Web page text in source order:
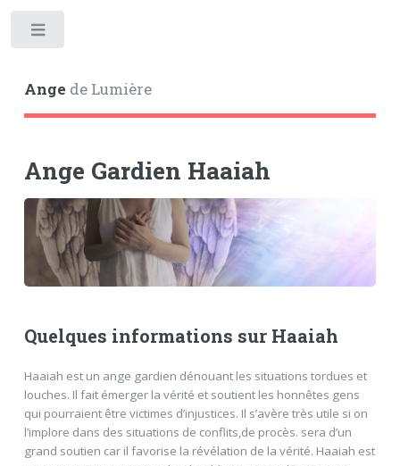
Ange de Lumière
Ange Gardien Haaiah
Quelques informations sur Haaiah
Haaiah est un ange gardien dénouant les situations tordues et
louches. Il fait émerger la vérité et soutient les honnêtes gens
qui pourraient être victimes d’injustices. Il s’avère très utile si on
l’implore dans des situations de conflits,de procès. sera d’un
grand soutien car il favorise la révélation de la vérité. Haaiah est